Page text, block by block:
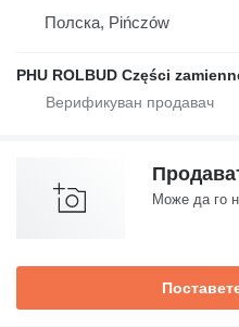
Полска, Pińczów
PHU ROLBUD Części
Може да го